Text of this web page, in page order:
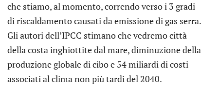
che stiamo, al momento, correndo verso i 3 gradi
di riscaldamento causati da emissione di gas serra.
Gli autori dell’IPCC stimano che vedremo città
della costa inghiottite dal mare, diminuzione della
produzione globale di cibo e 54 miliardi di costi
associati al clima non più tardi del 2040.